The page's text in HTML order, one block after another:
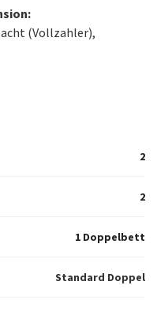
(Vollzahler),
2
2
1 Doppelbett
Standard Doppel